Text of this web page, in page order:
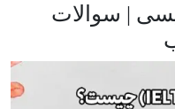
| سوالات